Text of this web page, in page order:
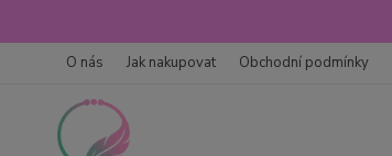
O nás Jak nakupovat Obchodní podmínky